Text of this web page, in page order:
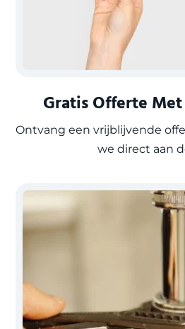
Gratis Offerte
Ontvang een vrijblijvende
we direct aan